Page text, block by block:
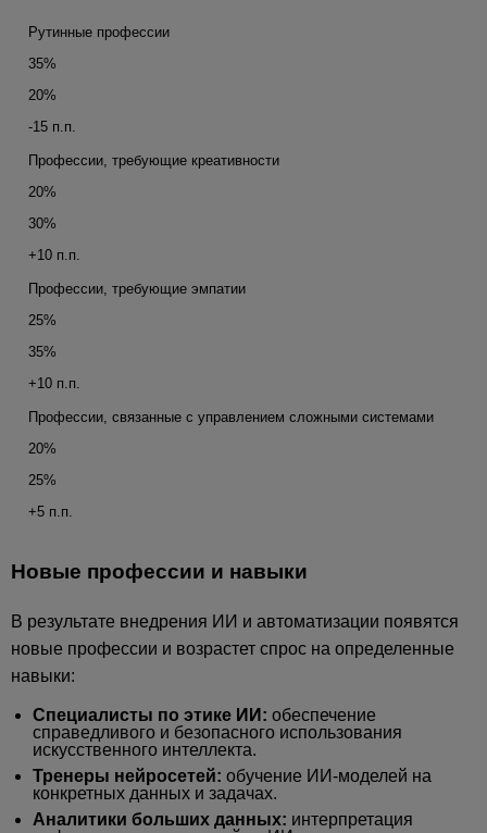
Рутинные профессии
35%
20%
-15 п.п.
Профессии, требующие креативности
20%
30%
+10 п.п.
Профессии, требующие эмпатии
25%
35%
+10 п.п.
Профессии, связанные с управлением сложными системами
20%
25%
+5 п.п.
Новые профессии и навыки
В результате внедрения ИИ и автоматизации появятся
новые профессии и возрастет спрос на определенные
навыки:
Специалисты по этике ИИ: обеспечение
справедливого и безопасного использования
искусственного интеллекта.
Тренеры нейросетей: обучение ИИ-моделей на
конкретных данных и задачах.
Аналитики больших данных: интерпретация